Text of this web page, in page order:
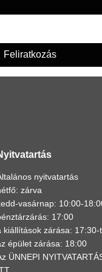
Feliratkozás
nyitvatartás
zárva
vasárnap: 10:00-
17:00
kiállítások zárása: 17:30-
épület zárása: 18:00
ÜNNEPI